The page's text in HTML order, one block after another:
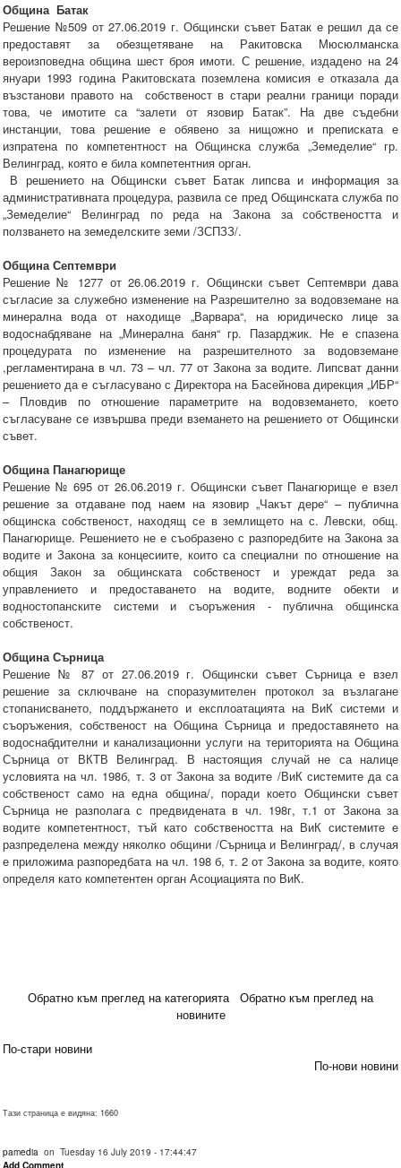
Община Батак
Решение №509 от 27.06.2019 г. Общински съвет Батак е решил да се
предоставят за обезщетяване на Ракитовска Мюсюлманска
вероизповедна община шест броя имоти. С решение, издадено на 24
януари 1993 година Ракитовската поземлена комисия е отказала да
възстанови правото на собственост в стари реални граници поради
това, че имотите са “залети от язовир Батак”. На две съдебни
инстанции, това решение е обявено за нищожно и преписката е
изпратена по компетентност на Общинска служба „Земеделие“ гр.
Велинград, която е била компетентния орган.
В решението на Общински съвет Батак липсва и информация за
административната процедура, развила се пред Общинската служба по
„Земеделие“ Велинград по реда на Закона за собствеността и
ползването на земеделските земи /ЗСПЗЗ/.
Община Септември
Решение № 1277 от 26.06.2019 г. Общински съвет Септември дава
съгласие за служебно изменение на Разрешително за водовземане на
минерална вода от находище „Варвара“, на юридическо лице за
водоснабдяване на „Минерална баня“ гр. Пазарджик. Не е спазена
процедурата по изменение на разрешителното за водовземане
,регламентирана в чл. 73 – чл. 77 от Закона за водите. Липсват данни
решението да е съгласувано с Директора на Басейнова дирекция „ИБР“
– Пловдив по отношение параметрите на водовземането, което
съгласуване се извършва преди вземането на решението от Общински
съвет.
Община Панагюрище
Решение № 695 от 26.06.2019 г. Общински съвет Панагюрище е взел
решение за отдаване под наем на язовир „Чакът дере“ – публична
общинска собственост, находящ се в землището на с. Левски, общ.
Панагюрище. Решението не е съобразено с разпоредбите на Закона за
водите и Закона за концесиите, които са специални по отношение на
общия Закон за общинската собственост и уреждат реда за
управлението и предоставането на водите, водните обекти и
водностопанските системи и съоръжения - публична общинска
собственост.
Община Сърница
Решение № 87 от 27.06.2019 г. Общински съвет Сърница е взел
решение за сключване на споразумителен протокол за възлагане
стопанисването, поддържането и експлоатацията на ВиК системи и
съоръжения, собственост на Община Сърница и предоставянето на
водоснабдителни и канализационни услуги на територията на Община
Сърница от ВКТВ Велинград. В настоящия случай не са налице
условията на чл. 198б, т. 3 от Закона за водите /ВиК системите да са
собственост само на една община/, поради което Общински съвет
Сърница не разполага с предвидената в чл. 198г, т.1 от Закона за
водите компетентност, тъй като собствеността на ВиК системите e
разпределена между няколко общини /Сърница и Велинград/, в случая
е приложима разпоредбата на чл. 198 б, т. 2 от Закона за водите, която
определя като компетентен орган Асоциацията по ВиК.
Обратно към преглед на категорията
Обратно към преглед на
новините
По-стари новини
По-нови новини
Тази страница е видяна: 1660
pamedia on Tuesday 16 July 2019 - 17:44:47